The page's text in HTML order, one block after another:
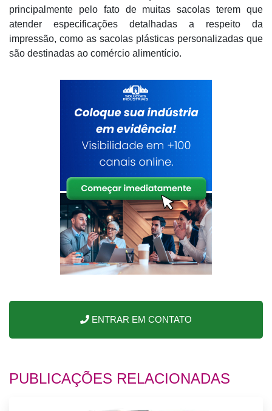
principalmente pelo fato de muitas sacolas terem que
atender especificações detalhadas a respeito da
impressão, como as sacolas plásticas personalizadas que
são destinadas ao comércio alimentício.
ENTRAR EM CONTATO
PUBLICAÇÕES RELACIONADAS